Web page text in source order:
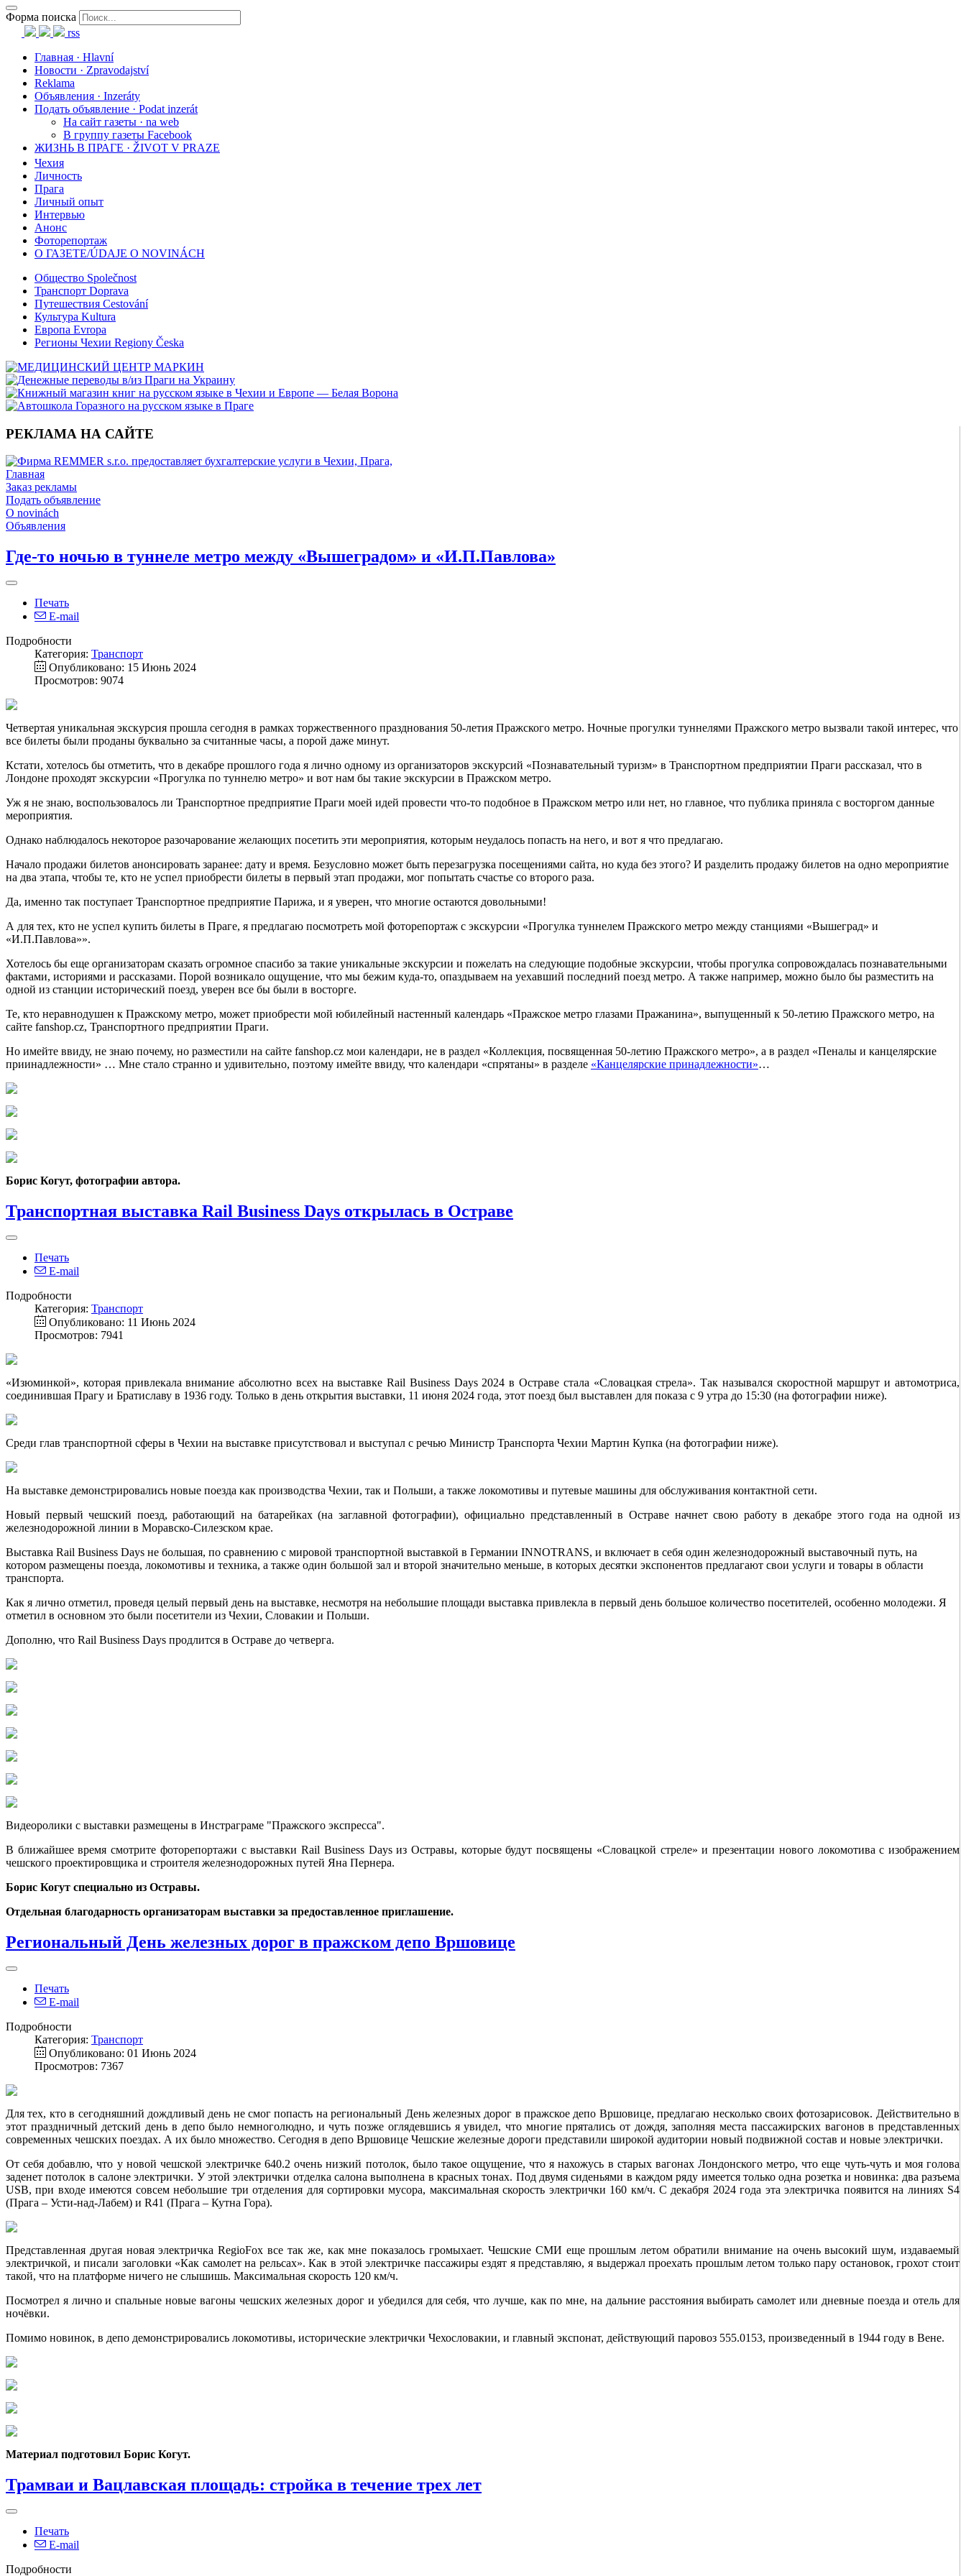
Форма поиска
rss
Главная · Hlavní
Новости · Zpravodajství
Reklama
Объявления · Inzeráty
Подать объявление · Podat inzerát
На сайт газеты · na web
В группу газеты Facebook
ЖИЗНЬ В ПРАГЕ · ŽIVOT V PRAZE
Чехия
Личность
Прага
Личный опыт
Интервью
Анонс
Фоторепортаж
О ГАЗЕТЕ/ÚDAJE O NOVINÁCH
Общество Společnost
Транспорт Doprava
Путешествия Cestování
Культура Kultura
Европа Evropa
Регионы Чехии Regiony Česka
РЕКЛАМА НА САЙТЕ
Главная
Заказ рекламы
Подать объявление
O novinách
Объявления
Где-то ночью в туннеле метро между «Вышеградом» и «И.П.Павлова»
Печать
E-mail
Подробности
Категория: Транспорт
Опубликовано: 15 Июнь 2024
Просмотров: 9074
Четвертая уникальная экскурсия прошла сегодня в рамках торжественного празднования 50-летия Пражского метро. Ночные прогулки туннелями Пражского метро вызвали такой интерес, что
все билеты были проданы буквально за считанные часы, а порой даже минут.
Кстати, хотелось бы отметить, что в декабре прошлого года я лично одному из организаторов экскурсий «Познавательный туризм» в Транспортном предприятии Праги рассказал, что в
Лондоне проходят экскурсии «Прогулка по туннелю метро» и вот нам бы такие экскурсии в Пражском метро.
Уж я не знаю, воспользовалось ли Транспортное предприятие Праги моей идей провести что-то подобное в Пражском метро или нет, но главное, что публика приняла с восторгом данные
мероприятия.
Однако наблюдалось некоторое разочарование желающих посетить эти мероприятия, которым неудалось попасть на него, и вот я что предлагаю.
Начало продажи билетов анонсировать заранее: дату и время. Безусловно может быть перезагрузка посещениями сайта, но куда без этого? И разделить продажу билетов на одно мероприятие
на два этапа, чтобы те, кто не успел приобрести билеты в первый этап продажи, мог попытать счастье со второго раза.
Да, именно так поступает Транспортное предприятие Парижа, и я уверен, что многие остаются довольными!
А для тех, кто не успел купить билеты в Праге, я предлагаю посмотреть мой фоторепортаж с экскурсии «Прогулка туннелем Пражского метро между станциями «Вышеград» и
«И.П.Павлова»».
Хотелось бы еще организаторам сказать огромное спасибо за такие уникальные экскурсии и пожелать на следующие подобные экскурсии, чтобы прогулка сопровождалась познавательными
фактами, историями и рассказами. Порой возникало ощущение, что мы бежим куда-то, опаздываем на уехавший последний поезд метро. А также например, можно было бы разместить на
одной из станции исторический поезд, уверен все бы были в восторге.
Те, кто неравнодушен к Пражскому метро, может приобрести мой юбилейный настенный календарь «Пражское метро глазами Пражанина», выпущенный к 50-летию Пражского метро, на
сайте fanshop.cz, Транспортного предприятии Праги.
Но имейте ввиду, не знаю почему, но разместили на сайте fanshop.cz мои календари, не в раздел «Коллекция, посвященная 50-летию Пражского метро», а в раздел «Пеналы и канцелярские
приинадлежности» … Мне стало странно и удивительно, поэтому имейте ввиду, что календари «спрятаны» в разделе «Канцелярские принадлежности»…
Борис Когут, фотографии автора.
Транспортная выставка Rail Business Days открылась в Остраве
Печать
E-mail
Подробности
Категория: Транспорт
Опубликовано: 11 Июнь 2024
Просмотров: 7941
«Изюминкой», которая привлекала внимание абсолютно всех на выставке Rail Business Days 2024 в Остраве стала «Словацкая стрела». Так назывался скоростной маршрут и автомотриса,
соединившая Прагу и Братиславу в 1936 году. Только в день открытия выставки, 11 июня 2024 года, этот поезд был выставлен для показа с 9 утра до 15:30 (на фотографии ниже).
Среди глав транспортной сферы в Чехии на выставке присутствовал и выступал с речью Министр Транспорта Чехии Мартин Купка (на фотографии ниже).
На выставке демонстрировались новые поезда как производства Чехии, так и Польши, а также локомотивы и путевые машины для обслуживания контактной сети.
Новый первый чешский поезд, работающий на батарейках (на заглавной фотографии), официально представленный в Остраве начнет свою работу в декабре этого года на одной из
железнодорожной линии в Моравско-Силезском крае.
Выставка Rail Business Days не большая, по сравнению с мировой транспортной выставкой в Германии INNOTRANS, и включает в себя один железнодорожный выставочный путь, на
котором размещены поезда, локомотивы и техника, а также один большой зал и второй значительно меньше, в которых десятки экспонентов предлагают свои услуги и товары в области
транспорта.
Как я лично отметил, проведя целый первый день на выставке, несмотря на небольшие площади выставка привлекла в первый день большое количество посетителей, особенно молодежи. Я
отметил в основном это были посетители из Чехии, Словакии и Польши.
Дополню, что Rail Business Days продлится в Остраве до четверга.
Видеоролики с выставки размещены в Инстраграме "Пражского экспресса".
В ближайшее время смотрите фоторепортажи с выставки Rail Business Days из Остравы, которые будут посвящены «Словацкой стреле» и презентации нового локомотива с изображением
чешского проектировщика и строителя железнодорожных путей Яна Пернера.
Борис Когут специально из Остравы.
Отдельная благодарность организаторам выставки за предоставленное приглашение.
Региональный День железных дорог в пражском депо Вршовице
Печать
E-mail
Подробности
Категория: Транспорт
Опубликовано: 01 Июнь 2024
Просмотров: 7367
Для тех, кто в сегодняшний дождливый день не смог попасть на региональный День железных дорог в пражское депо Вршовице, предлагаю несколько своих фотозарисовок. Действительно в
этот праздничный детский день в депо было немноголюдно, и чуть позже оглядевшись я увидел, что многие прятались от дождя, заполняя места пассажирских вагонов в представленных
современных чешских поездах. А их было множество. Сегодня в депо Вршовице Чешские железные дороги представили широкой аудитории новый подвижной состав и новые электрички.
От себя добавлю, что у новой чешской электричке 640.2 очень низкий потолок, было такое ощущение, что я нахожусь в старых вагонах Лондонского метро, что еще чуть-чуть и моя голова
заденет потолок в салоне электрички. У этой электрички отделка салона выполнена в красных тонах. Под двумя сиденьями в каждом ряду имеется только одна розетка и новинка: два разъема
USB, при входе имеются совсем небольшие три отделения для сортировки мусора, максимальная скорость электрички 160 км/ч. С декабря 2024 года эта электричка появится на линиях S4
(Прага – Усти-над-Лабем) и R41 (Прага – Кутна Гора).
Представленная другая новая электричка RegioFox все так же, как мне показалось громыхает. Чешские СМИ еще прошлым летом обратили внимание на очень высокий шум, издаваемый
электричкой, и писали заголовки «Как самолет на рельсах». Как в этой электричке пассажиры ездят я представляю, я выдержал проехать прошлым летом только пару остановок, грохот стоит
такой, что на платформе ничего не слышишь. Максимальная скорость 120 км/ч.
Посмотрел я лично и спальные новые вагоны чешских железных дорог и убедился для себя, что лучше, как по мне, на дальние расстояния выбирать самолет или дневные поезда и отель для
ночёвки.
Помимо новинок, в депо демонстрировались локомотивы, исторические электрички Чехословакии, и главный экспонат, действующий паровоз 555.0153, произведенный в 1944 году в Вене.
Материал подготовил Борис Когут.
Трамваи и Вацлавская площадь: стройка в течение трех лет
Печать
E-mail
Подробности